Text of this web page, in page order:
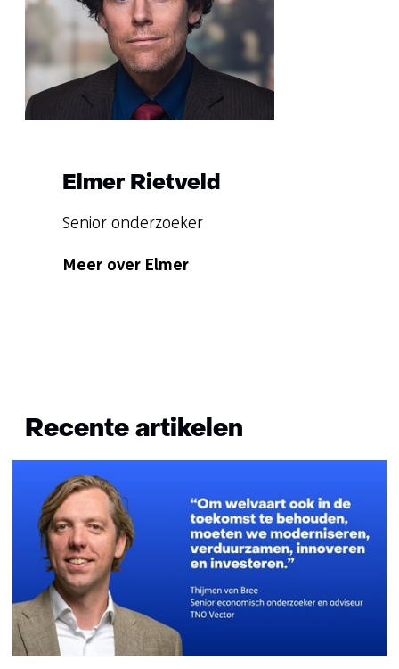
(Vragen?
Neem
contact
Elmer Rietveld
Functie:
Senior onderzoeker
niet
Meer over Elmer
naar
Neem
contact
met
mij
op)
Recente artikelen